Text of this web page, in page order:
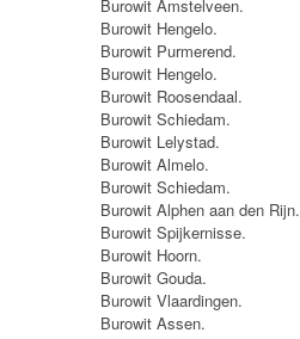
Burowit Amstelveen.
Burowit Hengelo.
Burowit Purmerend.
Burowit Hengelo.
Burowit Roosendaal.
Burowit Schiedam.
Burowit Lelystad.
Burowit Almelo.
Burowit Schiedam.
Burowit Alphen aan den Rijn.
Burowit Spijkernisse.
Burowit Hoorn.
Burowit Gouda.
Burowit Vlaardingen.
Burowit Assen.